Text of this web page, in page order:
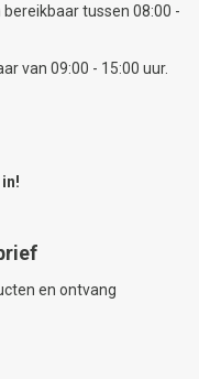
tussen 08:00 -
van 09:00 - 15:00 uur.
in!
en ontvang